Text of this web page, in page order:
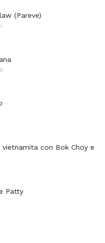
(Pareve)
vietnamita con Bok Choy e
Patty